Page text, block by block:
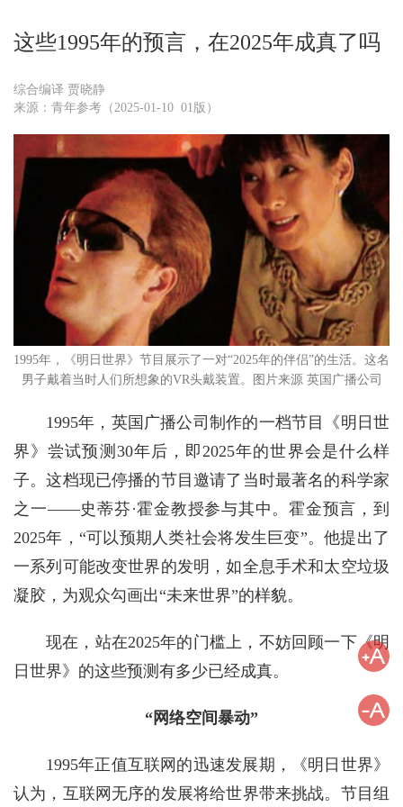
这些1995年的预言，在2025年成真了吗
综合编译 贾晓静
来源：青年参考（2025-01-10 01版）
1995年，《明日世界》节目展示了一对“2025年的伴侣”的生活。这名
男子戴着当时人们所想象的VR头戴装置。图片来源 英国广播公司
1995年，英国广播公司制作的一档节目《明日世
界》尝试预测30年后，即2025年的世界会是什么样
子。这档现已停播的节目邀请了当时最著名的科学家
之一——史蒂芬·霍金教授参与其中。霍金预言，到
2025年，“可以预期人类社会将发生巨变”。他提出了
一系列可能改变世界的发明，如全息手术和太空垃圾
凝胶，为观众勾画出“未来世界”的样貌。
现在，站在2025年的门槛上，不妨回顾一下《明
日世界》的这些预测有多少已经成真。
“网络空间暴动”
1995年正值互联网的迅速发展期，《明日世界》
认为，互联网无序的发展将给世界带来挑战。节目组